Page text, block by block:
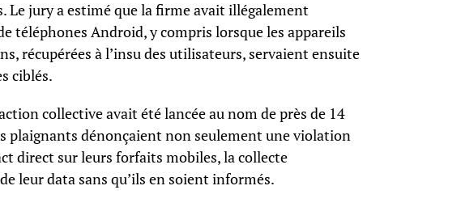
Le jury a estimé que la firme avait illégalement
téléphones Android, y compris lorsque les appareils
récupérées à l’insu des utilisateurs, servaient ensuite
ciblés.
collective avait été lancée au nom de près de 14
plaignants dénonçaient non seulement une violation
direct sur leurs forfaits mobiles, la collecte
leur data sans qu’ils en soient informés.